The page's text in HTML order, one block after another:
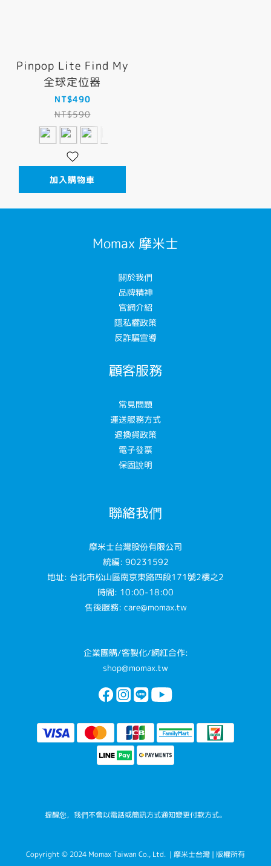
Pinpop Lite Find My
全球定位器
NT$490
NT$590
加入購物車
Momax 摩米士
關於我們
品牌精神
官網介紹
隱私權政策
反詐騙宣導
顧客服務
常見問題
運送服務方式
退換貨政策
電子發票
保固說明
聯絡我們
摩米士台灣股份有限公司
統編: 90231592
地址: 台北市松山區南京東路四段171號2樓之2
時間: 10:00-18:00
售後服務: care@momax.tw
企業團購/客製化/網紅合作:
shop@momax.tw
提醒您，我們不會以電話或簡訊方式通知變更付款方式。
Copyright © 2024 Momax Taiwan Co., Ltd. | 摩米士台灣 | 版權所有